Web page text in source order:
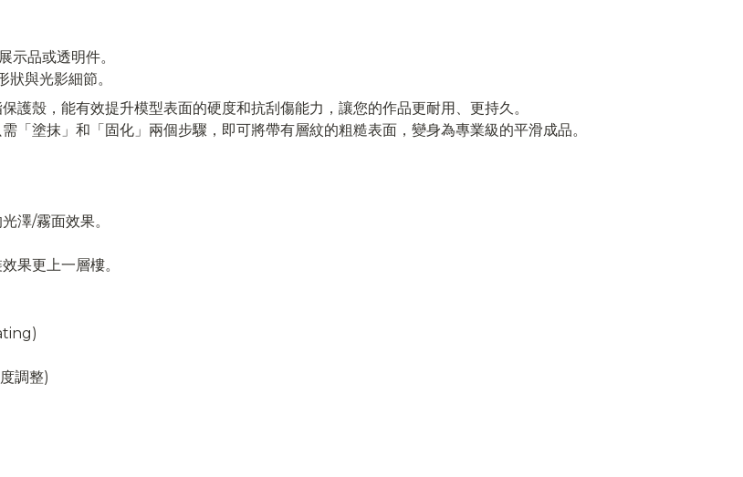
示品或透明件。
與光影細節。
護殼，能有效提升模型表面的硬度和抗刮傷能力，讓您的作品更耐用、更持久。
「塗抹」和「固化」兩個步驟，即可將帶有層紋的粗糙表面，變身為專業級的平滑成品。
澤/霧面效果。
果更上一層樓。
調整)